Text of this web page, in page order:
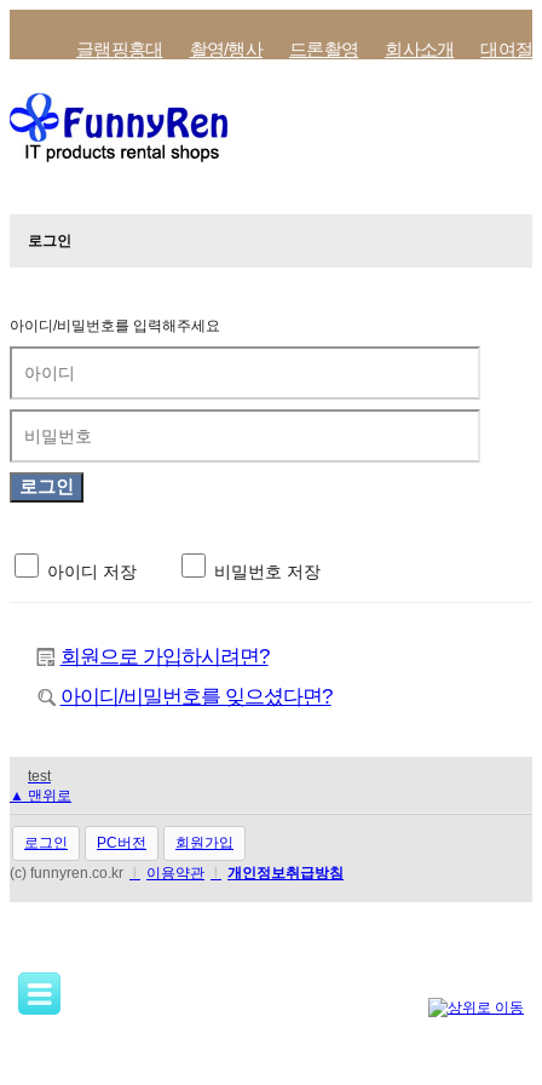
글램핑홍대 촬영/행사 드론촬영 회사소개 대여절
로그인
아이디/비밀번호를 입력해주세요
아이디 저장 비밀번호 저장
회원으로 가입하시려면?
아이디/비밀번호를 잊으셨다면?
test
▲ 맨위로
로그인 PC버전
회원가입
(c) funnyren.co.kr
이용약관 개인정보취급방침